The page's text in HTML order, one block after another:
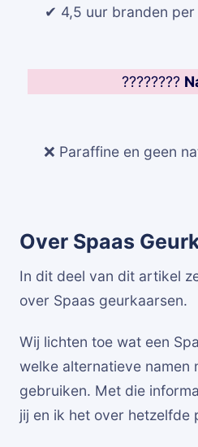
✔ 4,5 uur branden per
????????
❌ Paraffine en geen
Over Spaas
In dit deel van dit artikel
over Spaas geurkaarsen.
Wij lichten toe wat een
welke alternatieve namen
gebruiken. Met die
jij en ik het over hetzelfde